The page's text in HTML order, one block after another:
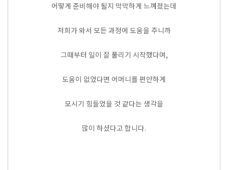
어떻게 준비해야 될지 막막하게 느껴졌는데
저희가 와서 모든 과정에 도움을 주니까
그때부터 일이 잘 풀리기 시작했다며,
도움이 없었다면 어머니를 편안하게
모시기 힘들었을 것 같다는 생각을
많이 하셨다고 합니다.